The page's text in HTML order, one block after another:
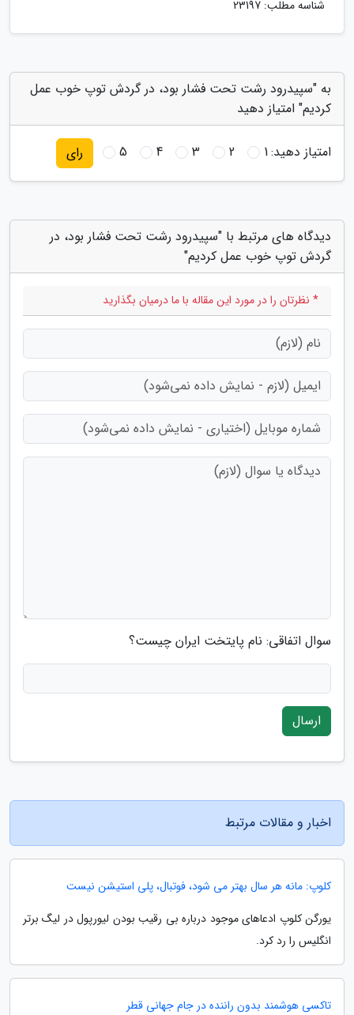
شناسه مطلب: 23197
به "سپیدرود رشت تحت فشار بود، در گردش توپ خوب عمل
کردیم" امتیاز دهید
امتیاز دهید:1
2
3
4
5 رای
دیدگاه های مرتبط با "سپیدرود رشت تحت فشار بود، در
گردش توپ خوب عمل کردیم"
* نظرتان را در مورد این مقاله با ما درمیان بگذارید
سوال اتفاقی: نام پایتخت ایران چیست؟
ارسال
اخبار و مقالات مرتبط
کلوپ: مانه هر سال بهتر می شود، فوتبال، پلی استیشن نیست
یورگن کلوپ ادعاهای موجود درباره بی رقیب بودن لیورپول در لیگ برتر
انگلیس را رد کرد.
تاکسی هوشمند بدون راننده در جام جهانی قطر